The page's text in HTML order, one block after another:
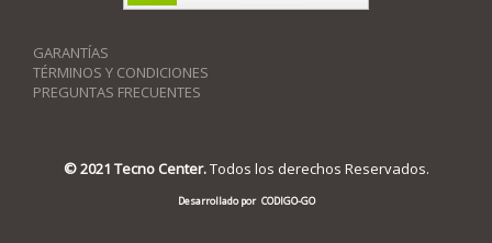
GARANTÍAS
TÉRMINOS Y CONDICIONES
PREGUNTAS FRECUENTES
© 2021 Tecno Center.Todos los derechos Reservados.
Desarrollado por CODIGO-GO